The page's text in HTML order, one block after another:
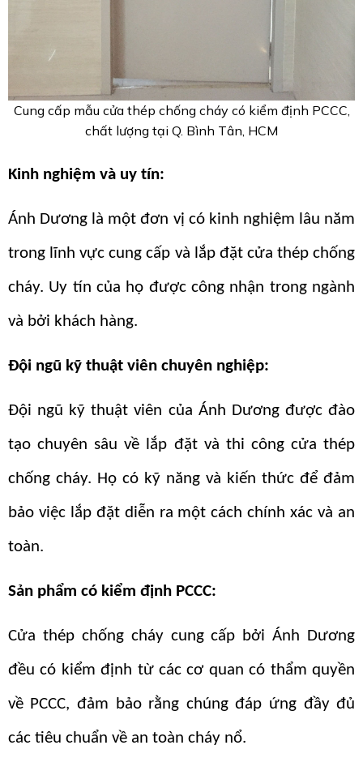
Cung cấp mẫu cửa thép chống cháy có kiểm định PCCC,
chất lượng tại Q. Bình Tân, HCM
Kinh nghiệm và uy tín:
Ánh Dương là một đơn vị có kinh nghiệm lâu năm
trong lĩnh vực cung cấp và lắp đặt cửa thép chống
cháy. Uy tín của họ được công nhận trong ngành
và bởi khách hàng.
Đội ngũ kỹ thuật viên chuyên nghiệp:
Đội ngũ kỹ thuật viên của Ánh Dương được đào
tạo chuyên sâu về lắp đặt và thi công cửa thép
chống cháy. Họ có kỹ năng và kiến thức để đảm
bảo việc lắp đặt diễn ra một cách chính xác và an
toàn.
Sản phẩm có kiểm định PCCC:
Cửa thép chống cháy cung cấp bởi Ánh Dương
đều có kiểm định từ các cơ quan có thẩm quyền
về PCCC, đảm bảo rằng chúng đáp ứng đầy đủ
các tiêu chuẩn về an toàn cháy nổ.